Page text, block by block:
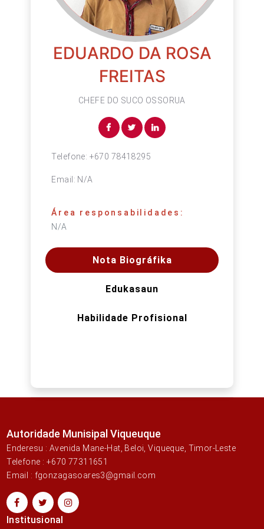
EDUARDO DA ROSA
FREITAS
CHEFE DO SUCO OSSORUA
Telefone: +670 78418295
Email: N/A
Área responsabilidades:
N/A
Nota Biográfika
Edukasaun
Habilidade Profisional
Autoridade Munisipal Viqueuque
Enderesu : Avenida Mane-Hat, Beloi, Viqueque, Timor-Leste
Telefone : +670 77311651
Email : fgonzagasoares3@gmail.com
Institusional